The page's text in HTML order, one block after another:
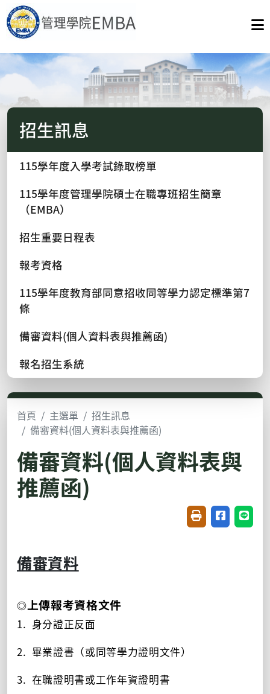
招生訊息
115學年度入學考試錄取榜單
115學年度管理學院碩士在職專班招生簡章
（EMBA）
招生重要日程表
報考資格
115學年度教育部同意招收同等學力認定標準第7
條
備審資料(個人資料表與推薦函)
報名招生系統
首頁 主選單
招生訊息
備審資料(個人資料表與推薦函)
備審資料(個人資料表與
推薦函)
友善列印(開新視
分享至臉書
分享
備審資料
◎上傳報考資格文件
1. 身分證正反面
2. 畢業證書（或同等學力證明文件）
3. 在職證明書或工作年資證明書